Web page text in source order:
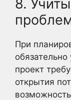
8.
При
проект
открытия